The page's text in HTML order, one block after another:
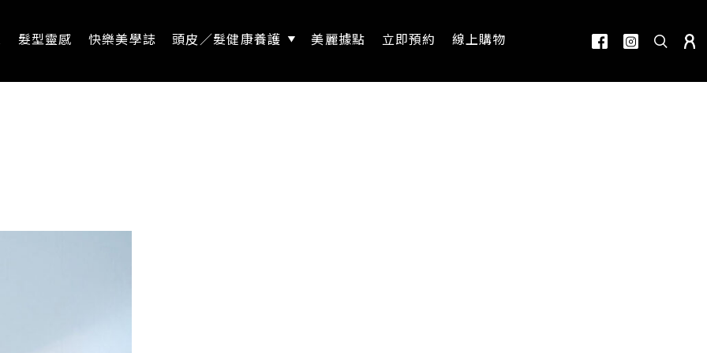
髮型靈感 快樂美學誌 頭皮／髮健康養護 美麗據點 立即預約 線上購物